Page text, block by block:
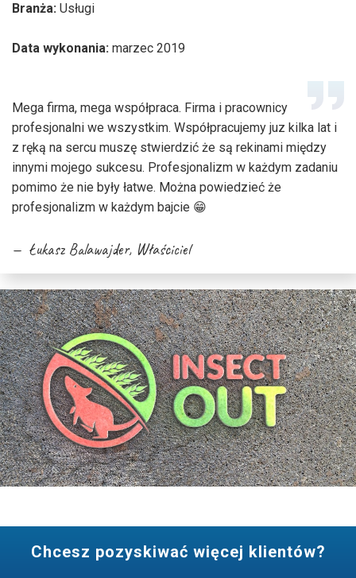
Branża: Usługi
Data wykonania: marzec 2019
Mega firma, mega współpraca. Firma i pracownicy
profesjonalni we wszystkim. Współpracujemy juz kilka lat i
z ręką na sercu muszę stwierdzić że są rekinami między
innymi mojego sukcesu. Profesjonalizm w każdym zadaniu
pomimo że nie były łatwe. Można powiedzieć że
profesjonalizm w każdym bajcie 😁
Łukasz Balawajder, Właściciel
Chcesz pozyskiwać więcej klientów?